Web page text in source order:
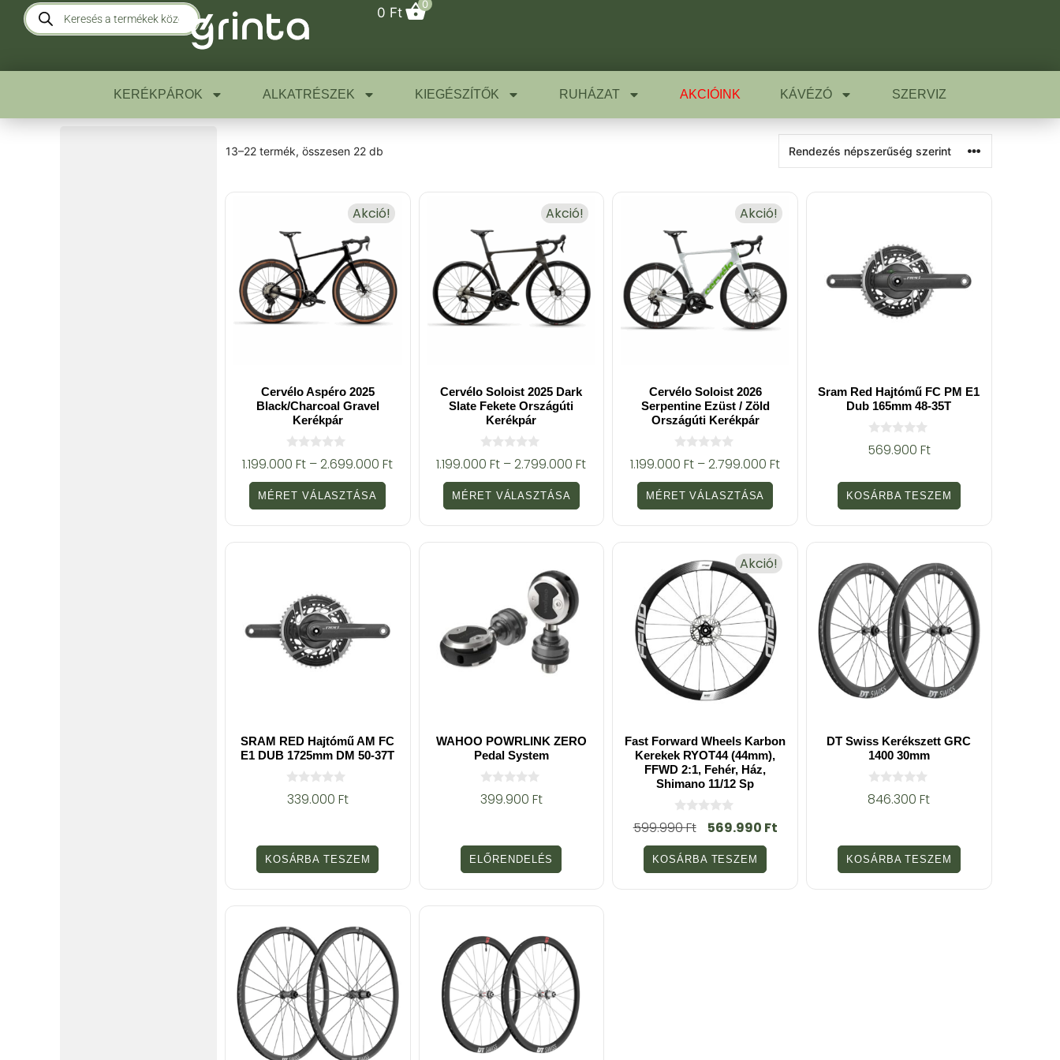
0 Ft
0
KERÉKPÁROK ALKATRÉSZEK KIEGÉSZÍTŐK RUHÁZAT AKCIÓINK KÁVÉZÓ SZERVIZ
13–22 termék, összesen 22 db
Akció!
Cervélo Aspéro 2025
Black/Charcoal Gravel
Kerékpár
0
a
z
5
-
b
ő
1.199.000Ft –2.699.000Ft
MÉRET VÁLASZTÁSA
Akció!
Cervélo Soloist 2025 Dark
Slate Fekete Országúti
Kerékpár
0
a
z
5
-
b
ő
1.199.000Ft –2.799.000Ft
MÉRET VÁLASZTÁSA
Akció!
Cervélo Soloist 2026
Serpentine Ezüst / Zöld
Országúti Kerékpár
0
a
z
5
-
b
ő
1.199.000Ft –2.799.000Ft
MÉRET VÁLASZTÁSA
Sram Red Hajtómű FC PM E1
Dub 165mm 48-35T
0
a
b
ő
569.900 Ft
KOSÁRBA TESZEM
SRAM RED Hajtómű AM FC
E1 DUB 1725mm DM 50-37T
0
a
b
ő
l
339.000 Ft
KOSÁRBA TESZEM
WAHOO POWRLINK ZERO
Pedal System
0
a
b
ő
l
399.900 Ft
ELŐRENDELÉS
Akció!
Fast Forward Wheels Karbon
Kerekek RYOT44 (44mm),
FFWD 2:1, Fehér, Ház,
Shimano 11/12 Sp
0
a
z
5
-
b
ő
599.990Ft 569.990 Ft
KOSÁRBA TESZEM
DT Swiss Kerékszett GRC
1400 30mm
0
a
b
ő
l
846.300Ft
KOSÁRBA TESZEM